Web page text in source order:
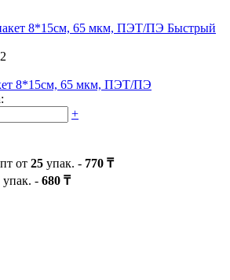
Быстрый
8*15см, 65 мкм, ПЭТ/ПЭ
+
от 25 упак. - 770 ₸
упак. - 680 ₸